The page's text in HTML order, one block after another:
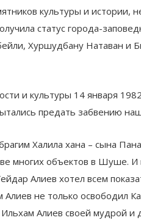
культуры и истории,
статус города-
Хуршудбану Натаван
и культуры 14 января
предать забвению
Халила хана – сына
многих объектов в Шуше.
Алиев хотел всем
не только освободил
Алиев своей мудрой